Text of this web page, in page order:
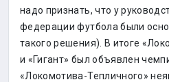
надо признать, что у
федерации футбола были
такого решения). В итоге
и «Гигант» был объявлен
«Локомотива-Тепличного»